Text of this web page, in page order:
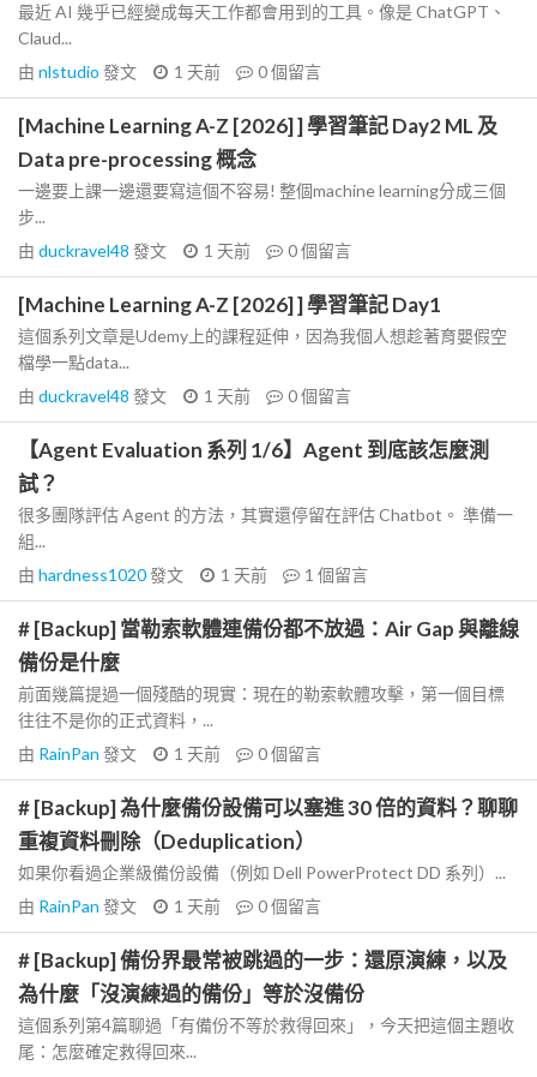
最近 AI 幾乎已經變成每天工作都會用到的工具。像是 ChatGPT、
Claud...
由 nlstudio 發文 1 天前 0個留言
[Machine Learning A-Z [2026] ] 學習筆記 Day2 ML 及
Data pre-processing 概念
一邊要上課一邊還要寫這個不容易! 整個machine learning分成三個
步...
由 duckravel48 發文 1 天前 0個留言
[Machine Learning A-Z [2026] ] 學習筆記 Day1
這個系列文章是Udemy上的課程延伸，因為我個人想趁著育嬰假空
檔學一點data...
由 duckravel48 發文 1 天前 0個留言
【Agent Evaluation 系列 1/6】Agent 到底該怎麼測
試？
很多團隊評估 Agent 的方法，其實還停留在評估 Chatbot。 準備一
組...
由 hardness1020發文 1 天前 1 個留言
# [Backup] 當勒索軟體連備份都不放過：Air Gap 與離線
備份是什麼
前面幾篇提過一個殘酷的現實：現在的勒索軟體攻擊，第一個目標
往往不是你的正式資料，...
由 RainPan 發文 1 天前 0個留言
# [Backup] 為什麼備份設備可以塞進 30 倍的資料？聊聊
重複資料刪除（Deduplication）
如果你看過企業級備份設備（例如 Dell PowerProtect DD 系列）...
由 RainPan 發文 1 天前 0個留言
# [Backup] 備份界最常被跳過的一步：還原演練，以及
為什麼「沒演練過的備份」等於沒備份
這個系列第4篇聊過「有備份不等於救得回來」，今天把這個主題收
尾：怎麼確定救得回來...